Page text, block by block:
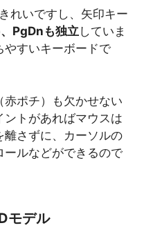
れいですし、矢印キー
PgDnも独立していま
やすいキーボードで
ポチ）も欠かせない
トがあればマウスは
さずに、カーソルの
ルなどができるので
モデル